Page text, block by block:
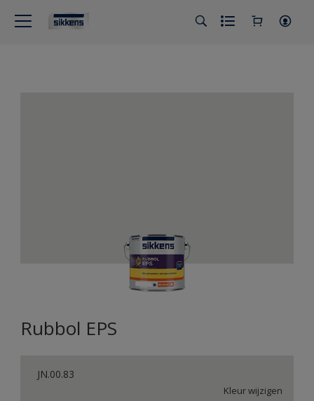
Rubbol EPS
JN.00.83
Kleur wijzigen